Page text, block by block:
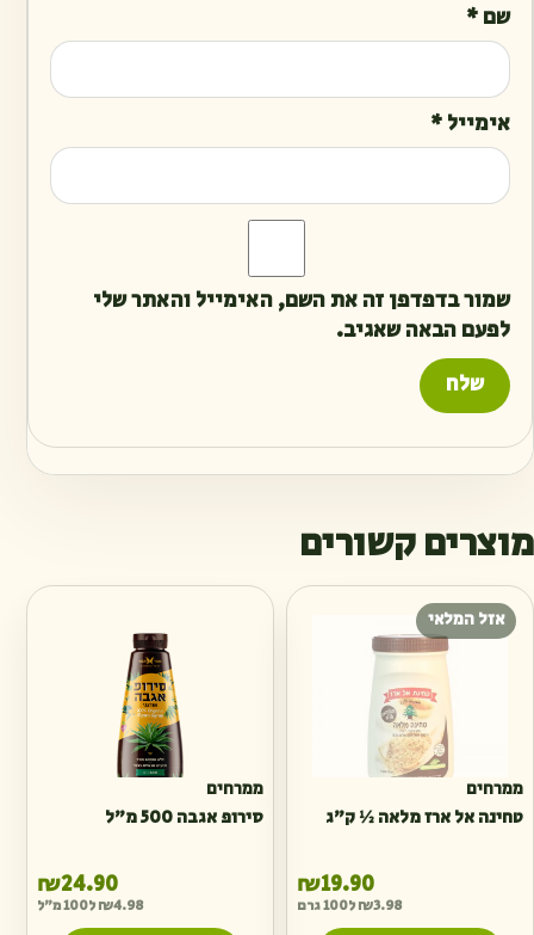
שם*
אימייל*
שמור בדפדפן זה את השם, האימייל והאתר שלי
לפעם הבאה שאגיב.
מוצרים קשורים
אזל המלאי
ממרחים
טחינה אל ארז מלאה ½ ק״ג
₪19.90
₪3.98 ל100 גרם
ממרחים
סירופ אגבה 500 מ״ל
₪24.90
₪4.98 ל100 מ"ל